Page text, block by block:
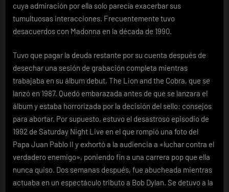
cuya admiración por ella solo parecía exacerbar sus
tumultuosas interacciones. Frecuentemente tuvo
desacuerdos con Madonna en la década de 1990.
Tuvo que pagar la deuda restante por su cuenta después de
desechar una sesión de grabación completa mientras
trabajaba en su álbum debut, The Lion and the Cobra, que se
lanzó en 1987. Quedó embarazada antes de que se lanzara el
álbum y estaba horrorizada por la decisión del sello: consejos
para abortar. Por supuesto, estuvo el desastroso episodio de
1992 de Saturday Night Live en el que rompió una foto del
Papa Juan Pablo II y exhortó a la audiencia a «luchar contra el
verdadero enemigo», poniendo fin a una carrera pop que ella
nunca quiso. Dos semanas después, fue abucheada mientras
actuaba en un espectáculo tributo a Bob Dylan. Se detuvo a la